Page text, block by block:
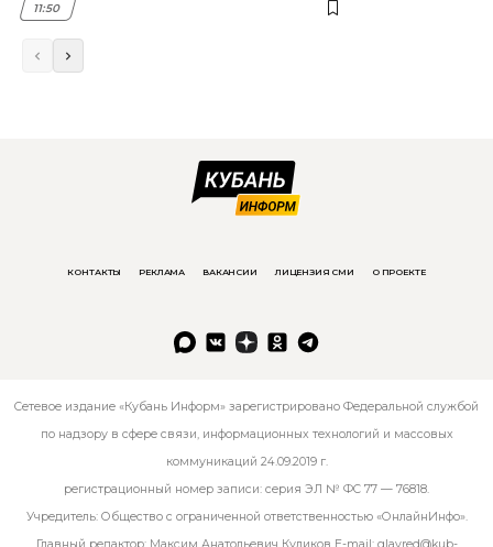
11:50
КОНТАКТЫ РЕКЛАМА ВАКАНСИИ ЛИЦЕНЗИЯ СМИ О ПРОЕКТЕ
Сетевое издание «Кубань Информ» зарегистрировано Федеральной службой
по надзору в сфере связи, информационных технологий и массовых
коммуникаций 24.09.2019 г.
регистрационный номер записи: серия ЭЛ № ФС 77 — 76818.
Учредитель: Общество с ограниченной ответственностью «ОнлайнИнфо».
Главный редактор: Максим Анатольевич Куликов E-mail: glavred@kub-